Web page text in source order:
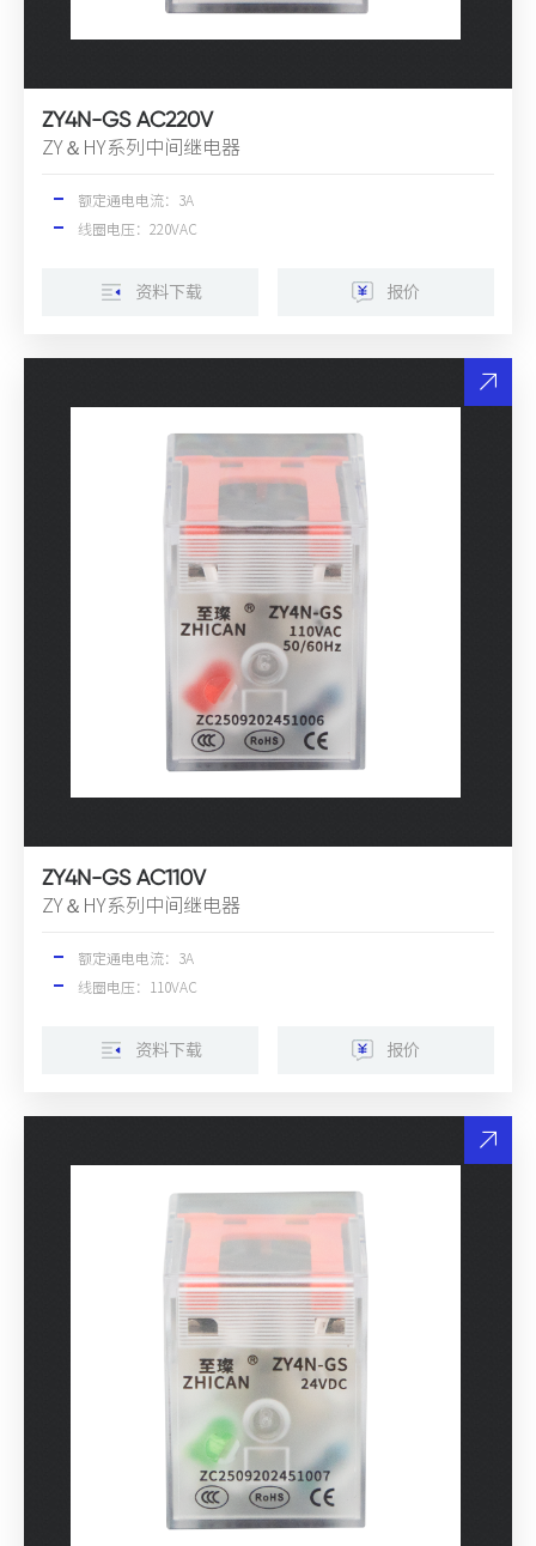
ZY4N-GS AC220V
ZY＆HY系列中间继电器
额定通电电流：3A
线圈电压：220VAC
资料下载 报价
ZY4N-GS AC110V
ZY＆HY系列中间继电器
额定通电电流：3A
线圈电压：110VAC
资料下载 报价